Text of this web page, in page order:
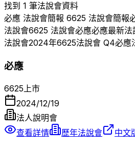
找到 1 筆法說會資料
必應 法說會簡報 6625 法說會簡報
法說會6625 法說會必應必應最新法
法說會2024年6625法說會 Q4必應
必應
6625 上市
2024/12/19
法人說明會
查看詳情
歷年法說會 中文